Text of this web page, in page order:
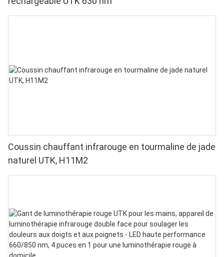
Coussin chauffant infrarouge en tourmaline de jade
naturel UTK, H11M2